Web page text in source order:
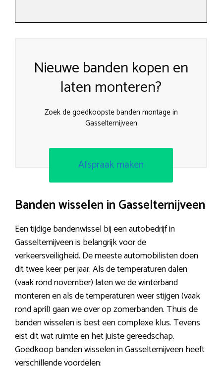
Nieuwe banden kopen en
laten monteren?
Zoek de goedkoopste banden montage in
Gasselternijveen
Afspraak maken
Banden wisselen in Gasselternijveen
Een tijdige bandenwissel bij een autobedrijf in
Gasselternijveen is belangrijk voor de
verkeersveiligheid. De meeste automobilisten doen
dit twee keer per jaar. Als de temperaturen dalen
(vaak rond november) laten we de winterband
monteren en als de temperaturen weer stijgen (vaak
rond april) gaan we over op zomerbanden. Thuis de
banden wisselen is best een complexe klus. Tevens
eist dit wat ruimte en het juiste gereedschap.
Goedkoop banden wisselen in Gasselternijveen heeft
verschillende voordelen: